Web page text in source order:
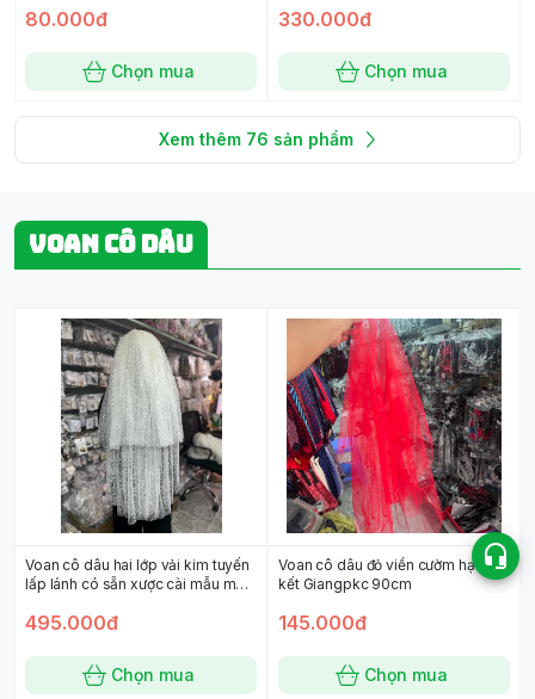
80.000đ
Chọn mua
330.000đ
Chọn mua
Xem thêm 76 sản phẩm
VOAN CÔ DÂU
Voan cô dâu hai lớp vải kim tuyến
lấp lánh có sẵn xược cài mẫu mới
495.000đ
Chọn mua
Voan cô dâu đỏ viền cườm hạt trai
kết Giangpkc 90cm
145.000đ
Chọn mua